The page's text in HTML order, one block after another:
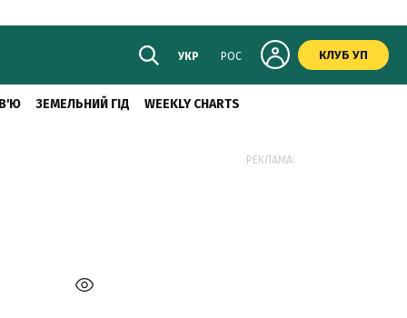
УКР РОС КЛУБ УП
ЗЕМЕЛЬНИЙ ГІД WEEKLY CHARTS
РЕКЛАМА: